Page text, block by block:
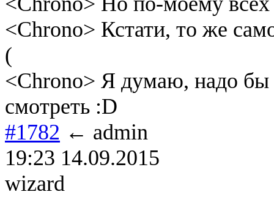
<Chrono> Кстати, то же
(
<Chrono> Я думаю, надо бы
смотреть :D
#1782 ← admin
19:23 14.09.2015
wizard